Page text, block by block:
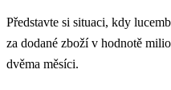
Představte si situaci, kdy
za dodané zboží v hodnotě
dvěma měsíci.